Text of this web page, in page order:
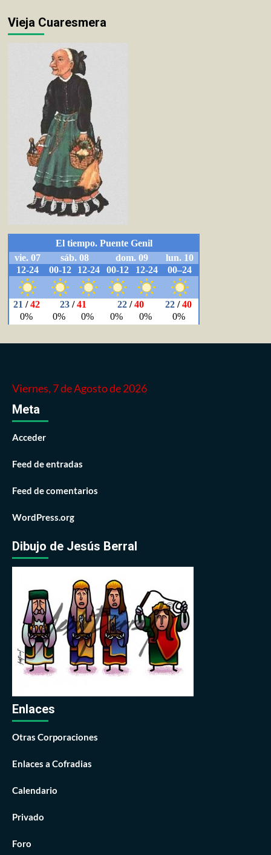
Vieja Cuaresmera
Viernes, 7 de Agosto de 2026
Meta
Acceder
Feed de entradas
Feed de comentarios
WordPress.org
Dibujo de Jesús Berral
Enlaces
Otras Corporaciones
Enlaces a Cofradias
Calendario
Privado
Foro